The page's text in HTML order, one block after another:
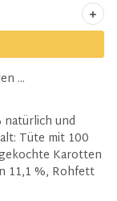
...
natürlich und
Tüte mit 100
Karotten
11,1 %, Rohfett